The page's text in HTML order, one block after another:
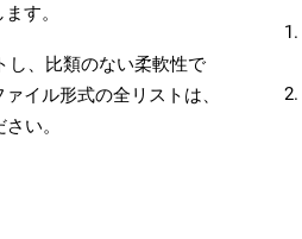
す。
し、比類のない柔軟性で
イル形式の全リストは、
い。